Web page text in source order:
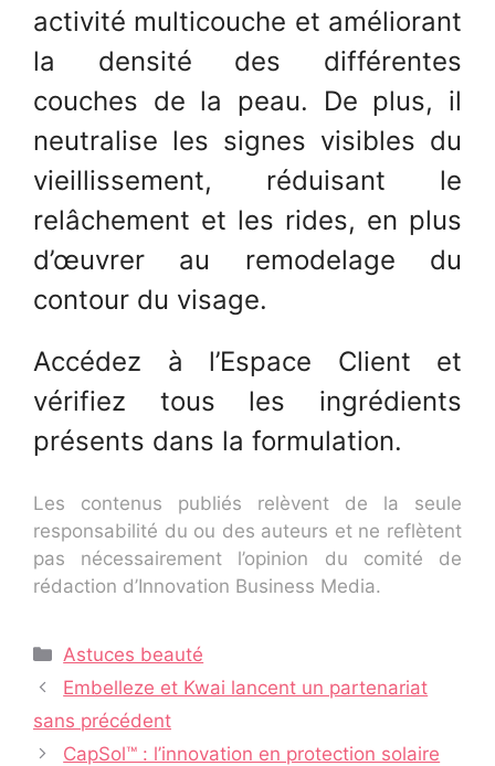
activité multicouche et améliorant
la densité des différentes
couches de la peau. De plus, il
neutralise les signes visibles du
vieillissement, réduisant le
relâchement et les rides, en plus
d’œuvrer au remodelage du
contour du visage.
Accédez à l’Espace Client et
vérifiez tous les ingrédients
présents dans la formulation.
Les contenus publiés relèvent de la seule
responsabilité du ou des auteurs et ne reflètent
pas nécessairement l’opinion du comité de
rédaction d’Innovation Business Media.
Catégories
Astuces beauté
Navigation
articles
Embelleze et Kwai lancent un partenariat
sans précédent
CapSol™ : l’innovation en protection solaire